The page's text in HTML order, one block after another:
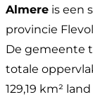
Almere is een
provincie
De gemeente
totale
129,19 km²